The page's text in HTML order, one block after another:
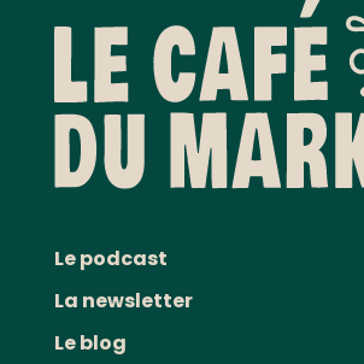
Le podcast
La newsletter
Le blog